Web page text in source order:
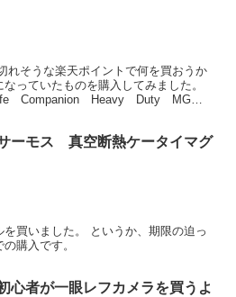
れそうな楽天ポイントで何を買おうか
っていたものを購入してみました。
Companion Heavy Duty MG
ーモス 真空断熱ケータイマグ
買いました。 というか、期限の迫っ
購入です。
心者が一眼レフカメラを買うよ